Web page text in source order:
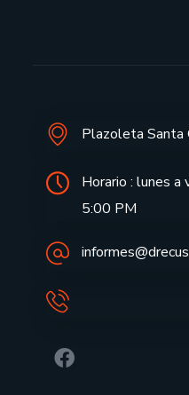
Plazoleta Santa
Horario : lunes
5:00 PM